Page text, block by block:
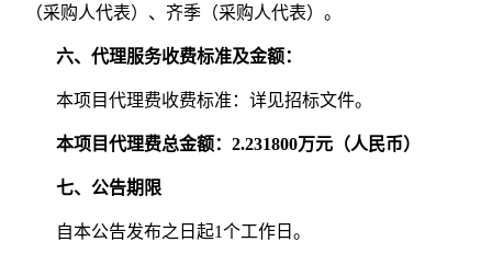
（采购人代表）、齐季（采购人代表）。
六、代理服务收费标准及金额：
本项目代理费收费标准：详见招标文件。
本项目代理费总金额：2.231800万元（人民币）
七、公告期限
自本公告发布之日起1个工作日。